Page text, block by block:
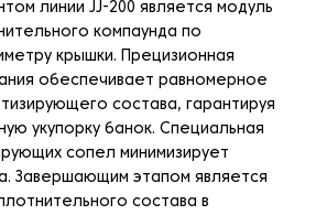
линии JJ-200 является модуль
компаунда по
крышки. Прецизионная
обеспечивает равномерное
состава, гарантируя
укупорку банок. Специальная
сопел минимизирует
Завершающим этапом является
состава в